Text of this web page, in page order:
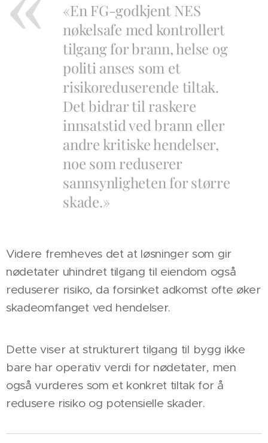
«En FG-godkjent NES
nøkelsafe med kontrollert
tilgang for brann, helse og
politi anses som et
risikoreduserende tiltak.
Det bidrar til raskere
innsatstid ved brann eller
andre kritiske hendelser,
noe som reduserer
sannsynligheten for større
skade.»
Videre fremheves det at løsninger som gir
nødetater uhindret tilgang til eiendom også
reduserer risiko, da forsinket adkomst ofte øker
skadeomfanget ved hendelser.
Dette viser at strukturert tilgang til bygg ikke
bare har operativ verdi for nødetater, men
også vurderes som et konkret tiltak for å
redusere risiko og potensielle skader.